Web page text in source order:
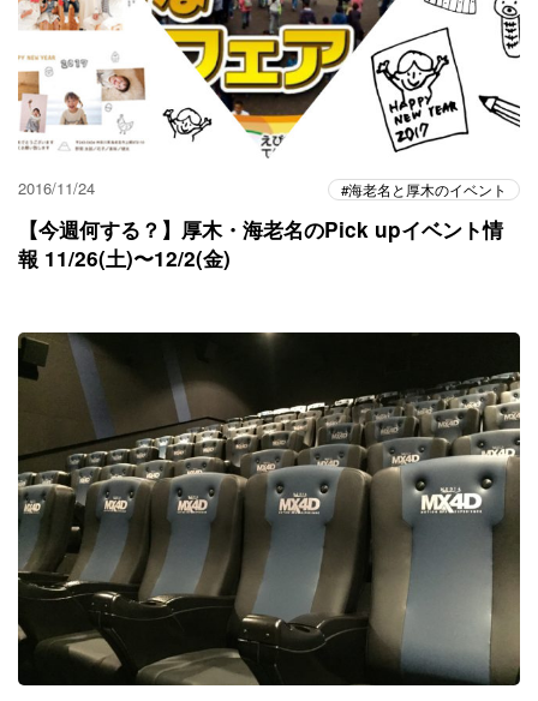
2016/11/24 海老名と厚木のイベント
【今週何する？】厚木・海老名のPick upイベント情
報 11/26(土)〜12/2(金)